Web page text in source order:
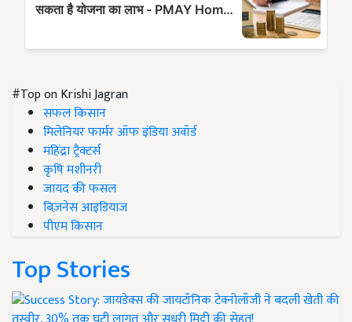
#Top on Krishi Jagran
सफल किसान
मिलेनियर फार्मर ऑफ इंडिया अवॉर्ड
महिंद्रा ट्रैक्टर्स
कृषि मशीनरी
जायद की फसल
बिज़नेस आइडियाज
पीएम किसान
Top Stories